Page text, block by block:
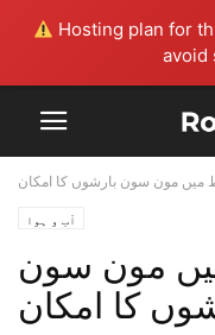
Hosting plan for
avoid
مون سون بارشوں کا امکان
آب و ہوا
مون سون
کا امکان